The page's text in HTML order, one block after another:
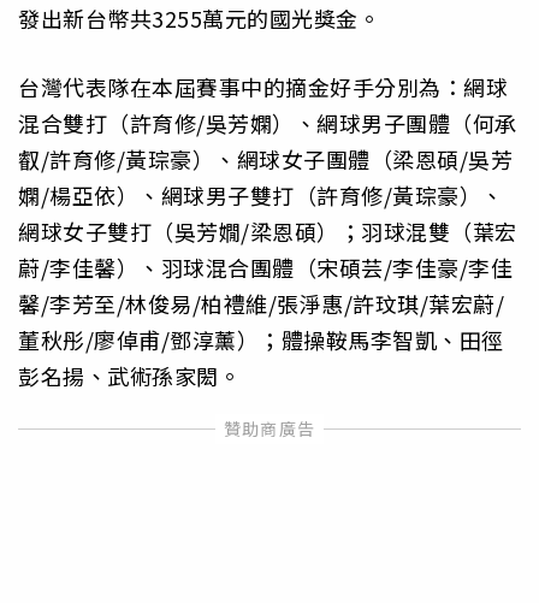
發出新台幣共3255萬元的國光獎金。
台灣代表隊在本屆賽事中的摘金好手分別為：網球
混合雙打（許育修/吳芳嫻）、網球男子團體（何承
叡/許育修/黃琮豪）、網球女子團體（梁恩碩/吳芳
嫻/楊亞依）、網球男子雙打（許育修/黃琮豪）、
網球女子雙打（吳芳嫺/梁恩碩）；羽球混雙（葉宏
蔚/李佳馨）、羽球混合團體（宋碩芸/李佳豪/李佳
馨/李芳至/林俊易/柏禮維/張淨惠/許玟琪/葉宏蔚/
董秋彤/廖倬甫/鄧淳薰）；體操鞍馬李智凱、田徑
彭名揚、武術孫家閎。